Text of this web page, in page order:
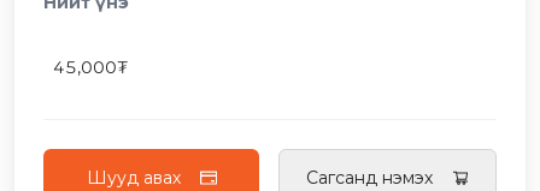
45,000₮
Шууд авах Сагсанд нэмэх